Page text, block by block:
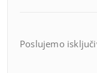
Poslujemo